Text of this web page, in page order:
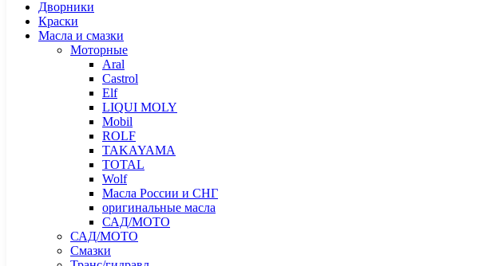
Дворники
Краски
Масла и смазки
Моторные
Aral
Castrol
Elf
LIQUI MOLY
Mobil
ROLF
TAKAYAMA
TOTAL
Wolf
Масла России и СНГ
оригинальные масла
САД/МОТО
САД/МОТО
Смазки